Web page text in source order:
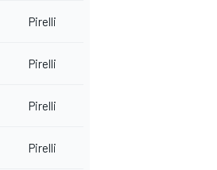
Pirelli
Pirelli
Pirelli
Pirelli